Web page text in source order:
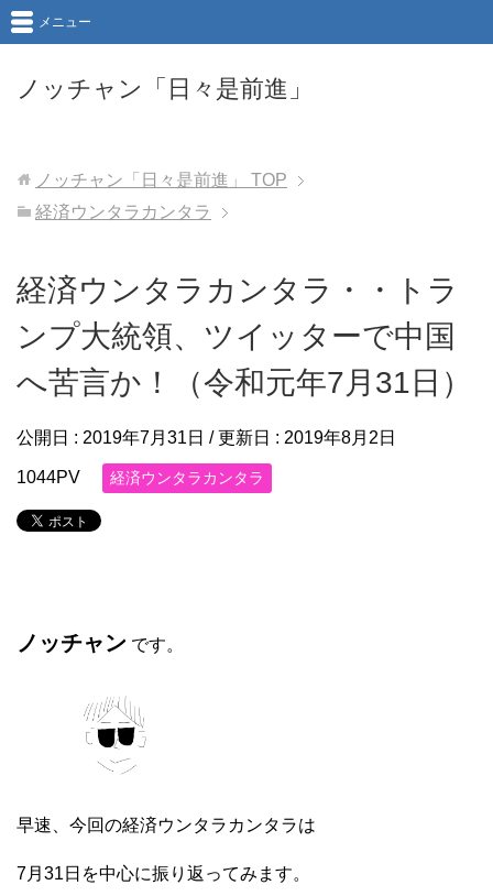
ノッチャン「日々是前進」
メニュー
ノッチャン「日々是前進」
TOP
経済ウンタラカンタラ
経済ウンタラカンタラ・・トラ
ンプ大統領、ツイッターで中国
へ苦言か！（令和元年7月31日）
公開日 : 2019年7月31日 / 更新日 : 2019年8月2日
1044PV 経済ウンタラカンタラ
ノッチャン です。
早速、今回の経済ウンタラカンタラは
7月31日を中心に振り返ってみます。